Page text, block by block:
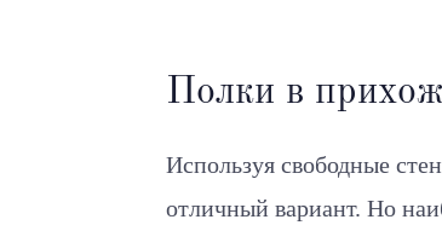
Полки в
Используя свободные
отличный вариант. Но